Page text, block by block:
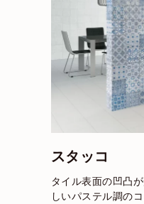
スタッコ
タイル表面の凹凸
しいパステル調の